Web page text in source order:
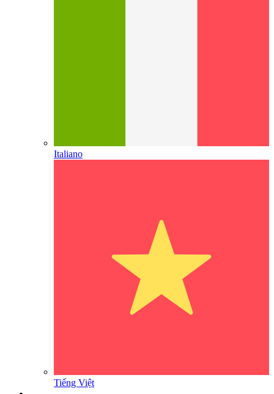
Italiano
Tiếng Việt